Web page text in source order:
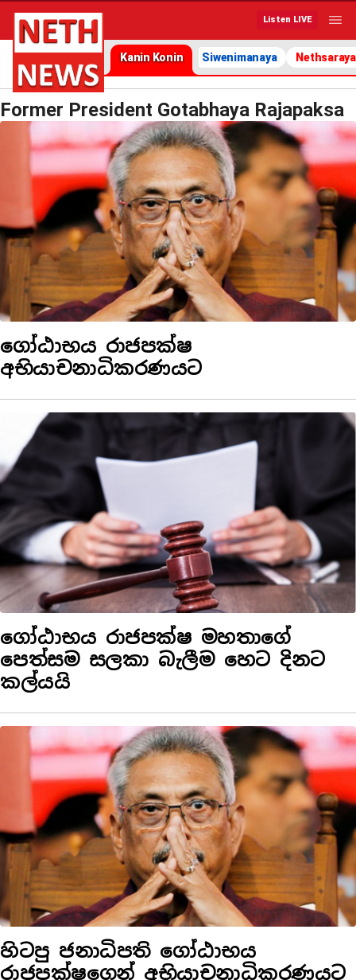
Listen LIVE
Kanin Konin Siwenimanaya Nethsaraya
Former President Gotabhaya Rajapaksa
ගෝඨාභය රාජපක්ෂ
අභියාචනාධිකරණයට
ගෝඨාභය රාජපක්ෂ මහතාගේ
පෙත්සම සලකා බැලීම හෙට දිනට
කල්යයි
හිටපු ජනාධිපති ගෝඨාභය
රාජපක්ෂගෙන් අභියාචනාධිකරණයට